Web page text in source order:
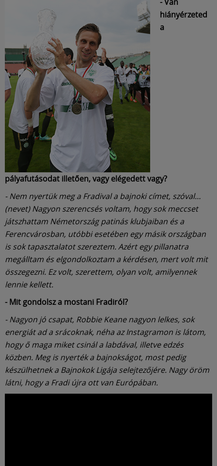
hiányérzeted
a
pályafutásodat illetően, vagy elégedett vagy?
- Nem nyertük meg a Fradival a bajnoki címet, szóval…
(nevet) Nagyon szerencsés voltam, hogy sok meccset
játszhattam Németország patinás klubjaiban és a
Ferencvárosban, utóbbi esetében egy másik országban
is sok tapasztalatot szereztem. Azért egy pillanatra
megálltam és elgondolkoztam a kérdésen, mert volt mit
összegezni. Ez volt, szerettem, olyan volt, amilyennek
lennie kellett.
- Mit gondolsz a mostani Fradiról?
- Nagyon jó csapat, Robbie Keane nagyon lelkes, sok
energiát ad a srácoknak, néha az Instagramon is látom,
hogy ő maga miket csinál a labdával, illetve edzés
közben. Meg is nyerték a bajnokságot, most pedig
készülhetnek a Bajnokok Ligája selejtezőjére. Nagy öröm
látni, hogy a Fradi újra ott van Európában.